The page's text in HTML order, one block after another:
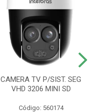
CAMERA TV P/SIST. SEG
VHD 3206 MINI SD
Código: 560174